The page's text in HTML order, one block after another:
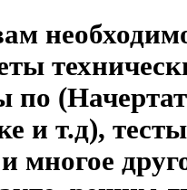
по
и т.д),
многое